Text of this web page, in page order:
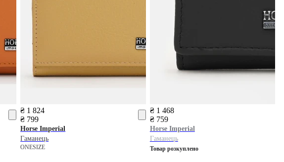
₴ 1 824
₴ 799
Horse Imperial
Гаманець
ONESIZE
₴ 1 468
₴ 759
Horse Imperial
Гаманець
Товар розкуплено